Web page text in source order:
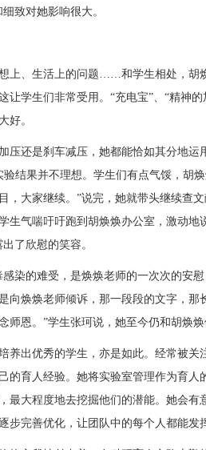
致对她影响很大。
上、生活上的问题……和学生相处，胡
学生们非常受用。“充电宝”、“精神
好。
还是刹车减压，她都能恰如其分地运
验结果并不理想。学生们有点气馁，胡
大家继续。”说完，她就带头继续查
生气喘吁吁跑到胡焕焕办公室，激动地
了欣慰的笑容。
染的难受，是焕焕老师的一次次的安
向焕焕老师倾诉，那一段段的文字，那
师恩。”学生张珂说，她至今仍和胡焕焕
养出优秀的学生，亦是如此。经常被关
的育人经验。她将实验室管理作为育人
最大程度地去挖掘他们的潜能。她会有
完善优化，让团队中的每个人都能发